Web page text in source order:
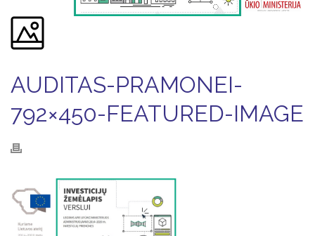
AUDITAS-PRAMONEI-
792×450-FEATURED-IMAGE